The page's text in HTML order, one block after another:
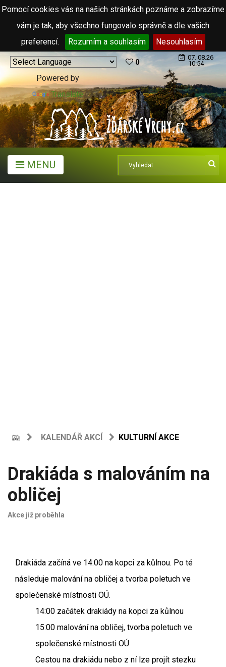
Pomocí cookies vás na našich stránkách poznáme a zobrazíme
vám je tak, aby všechno fungovalo správně a dle vašich
preferencí.
Rozumím a souhlasím Nesouhlasím
Powered by
Translate
0
07. 08.26
10:54
MENU
KALENDÁŘ AKCÍ KULTURNÍ AKCE
Drakiáda s malováním na
obličej
Akce již proběhla
Drakiáda začíná ve 14:00 na kopci za kůlnou. Po té
následuje malování na obličej a tvorba poletuch ve
společenské místnosti OÚ.
14:00 začátek drakiády na kopci za kůlnou
15:00 malování na obličej, tvorba poletuch ve
společenské místnosti OÚ
Cestou na drakiádu nebo z ní lze projít stezku